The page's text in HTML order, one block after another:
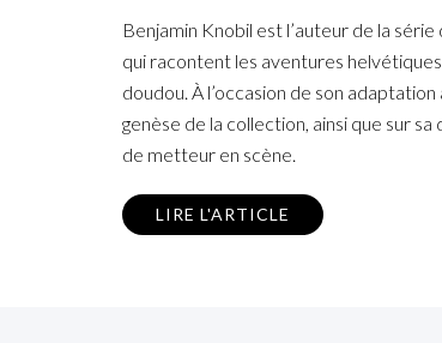
Benjamin Knobil est l’auteur de la série
qui racontent les aventures
doudou. À l’occasion de son
genèse de la collection, ainsi que sur
de metteur en scène.
LIRE L'ARTICLE